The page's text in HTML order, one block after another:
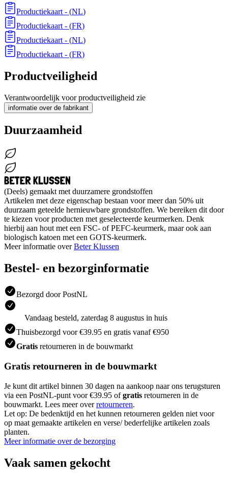
Productiekaart - (NL)
Productiekaart - (FR)
Productiekaart - (NL)
Productiekaart - (FR)
Productveiligheid
Verantwoordelijk voor productveiligheid zie
informatie over de fabrikant
Duurzaamheid
(Deels) gemaakt met duurzamere grondstoffen
Artikelen met deze eigenschap bestaan voor meer dan 50% uit
duurzaam geteelde hernieuwbare grondstoffen. We bereiken dit door
te kiezen voor producten met geselecteerde keurmerken. Denk
hierbij aan hout met een FSC- of PEFC-keurmerk, maar ook aan
biologisch katoen met een GOTS-keurmerk.
Meer informatie overBeter Klussen
Bestel- en bezorginformatie
Bezorgd door PostNL
Vandaag besteld, zaterdag 8 augustus in huis
Thuisbezorgd voor €39.95 en gratis vanaf €950
Gratis retourneren in de bouwmarkt
Gratis retourneren in de bouwmarkt
Je kunt dit artikel binnen 30 dagen na aankoop naar ons terugsturen
via een PostNL-punt voor €39.95 ofgratis retourneren in de
bouwmarkt. Lees meer overretourneren.
Let op: De bedenktijd en het kunnen retourneren gelden niet voor
op maat gemaakte artikelen en verse/ bederfelijke artikelen zoals
planten.
Meer informatie over de bezorging
Vaak samen gekocht